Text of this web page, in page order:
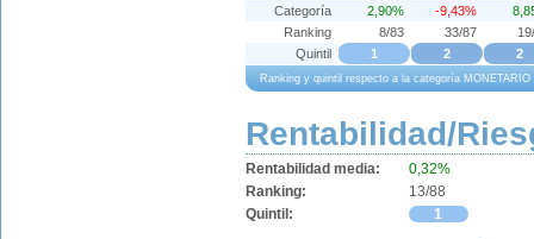
Ranking y quintil respecto a la categoría MONETARIO
Categoría
2,90% -9,43%
Ranking
8/83 33/87
Quintil
1 2 2
Rentabilidad/
Rentabilidad media:
0,32%
Ranking:
13/88
Quintil:
1